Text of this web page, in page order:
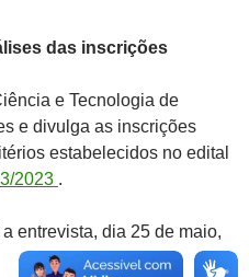
das inscrições
e Tecnologia de
e divulga as inscrições
estabelecidos no edital
2023 .
entrevista, dia 25 de maio,